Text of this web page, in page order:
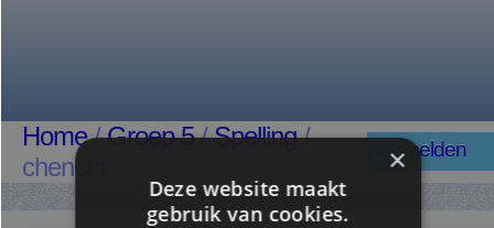
Home/Groep 5/Spelling/
chencht
Aanmelden
×
Deze website maakt
gebruik van cookies.